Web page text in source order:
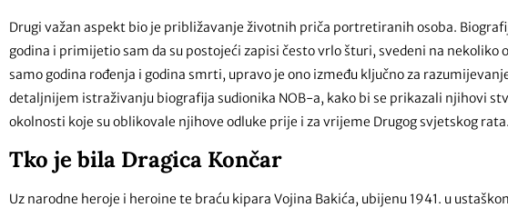
Drugi važan aspekt bio je približavanje životnih priča portretiranih osoba.
godina i primijetio sam da su postojeći zapisi često vrlo šturi, svedeni na nekoliko
samo godina rođenja i godina smrti, upravo je ono između ključno za
detaljnijem istraživanju biografija sudionika NOB-a, kako bi se prikazali njihovi
okolnosti koje su oblikovale njihove odluke prije i za vrijeme Drugog svjetskog rata.
Tko je bila Dragica Končar
Uz narodne heroje i heroine te braću kipara Vojina Bakića, ubijenu 1941. u